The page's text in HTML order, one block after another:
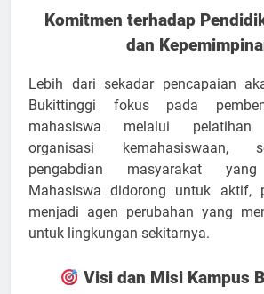
Komitmen terhadap
dan
Lebih dari sekadar pencapaian
Bukittinggi fokus pada
mahasiswa melalui pelatihan
organisasi kemahasiswaan,
pengabdian masyarakat yang
Mahasiswa didorong untuk aktif,
menjadi agen perubahan yang
untuk lingkungan sekitarnya.
Visi dan Misi Kampus